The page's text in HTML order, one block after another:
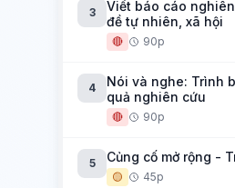
3
Viết báo cáo
đề tự nhiên, xã hội
🔴 90p
4
Nói và nghe: Trình
quả nghiên cứu
🔴 90p
5 Củng cố mở rộng -
🟡 45p